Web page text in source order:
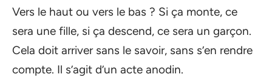
Vers le haut ou vers le bas ? Si ça monte, ce
sera une fille, si ça descend, ce sera un garçon.
Cela doit arriver sans le savoir, sans s’en rendre
compte. Il s’agit d’un acte anodin.